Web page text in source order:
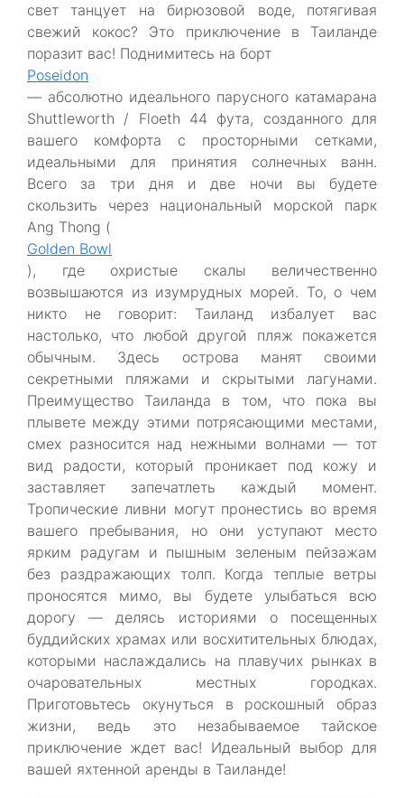
свет танцует на бирюзовой воде, потягивая
свежий кокос? Это приключение в Таиланде
поразит вас! Поднимитесь на борт
Poseidon
— абсолютно идеального парусного катамарана
Shuttleworth / Floeth 44 фута, созданного для
вашего комфорта с просторными сетками,
идеальными для принятия солнечных ванн.
Всего за три дня и две ночи вы будете
скользить через национальный морской парк
Ang Thong (
Golden Bowl
), где охристые скалы величественно
возвышаются из изумрудных морей. То, о чем
никто не говорит: Таиланд избалует вас
настолько, что любой другой пляж покажется
обычным. Здесь острова манят своими
секретными пляжами и скрытыми лагунами.
Преимущество Таиланда в том, что пока вы
плывете между этими потрясающими местами,
смех разносится над нежными волнами — тот
вид радости, который проникает под кожу и
заставляет запечатлеть каждый момент.
Тропические ливни могут пронестись во время
вашего пребывания, но они уступают место
ярким радугам и пышным зеленым пейзажам
без раздражающих толп. Когда теплые ветры
проносятся мимо, вы будете улыбаться всю
дорогу — делясь историями о посещенных
буддийских храмах или восхитительных блюдах,
которыми наслаждались на плавучих рынках в
очаровательных местных городках.
Приготовьтесь окунуться в роскошный образ
жизни, ведь это незабываемое тайское
приключение ждет вас! Идеальный выбор для
вашей яхтенной аренды в Таиланде!